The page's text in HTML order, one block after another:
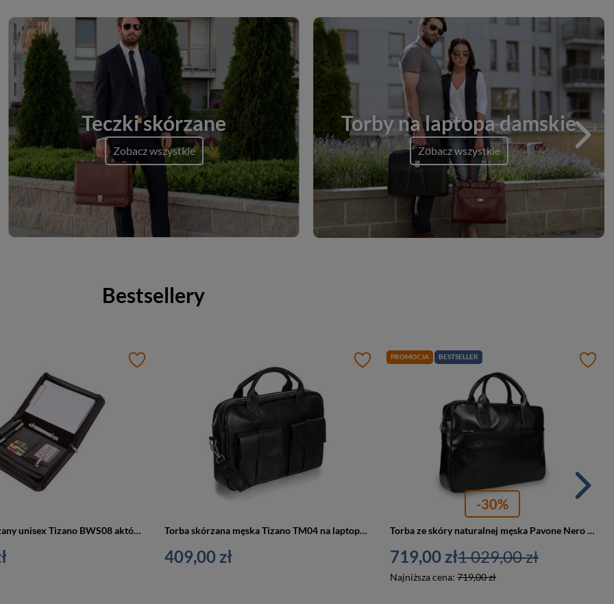
Teczki skórzane
Zobacz wszystkie
Torby na laptopa damskie
Zobacz wszystkie
Bestsellery
Biuwuar skórzany unisex Tizano BWS08 aktówka A5 czekoladowy Torba skórzana męska Tizano TM04 na laptopa biznesowa A4 czarna
409,00 zł
PROMOCJA BESTSELLER
-30%
Torba ze skóry naturalnej męska Pavone Nero Siena 2379 na laptopa A4 czarna
719,00 zł
Najniższa cena: 719,00 zł
1 029,00 zł